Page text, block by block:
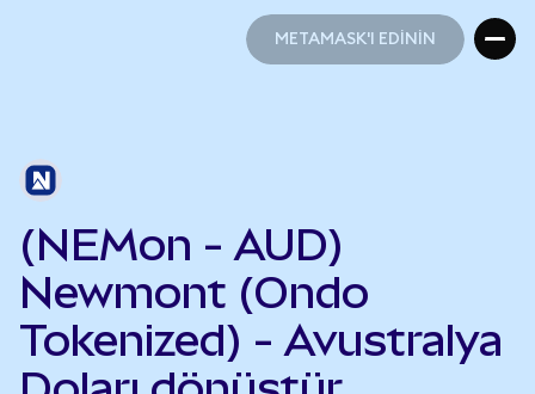
METAMASK'I EDİNİN
(NEMon - AUD)
Newmont (Ondo
Tokenized) - Avustralya